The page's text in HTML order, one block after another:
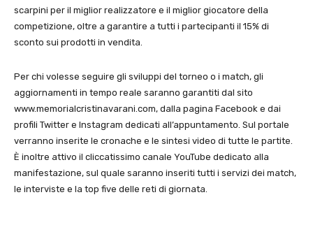
scarpini per il miglior realizzatore e il miglior giocatore della
competizione, oltre a garantire a tutti i partecipanti il 15% di
sconto sui prodotti in vendita.
Per chi volesse seguire gli sviluppi del torneo o i match, gli
aggiornamenti in tempo reale saranno garantiti dal sito
www.memorialcristinavarani.com, dalla pagina Facebook e dai
profili Twitter e Instagram dedicati all’appuntamento. Sul portale
verranno inserite le cronache e le sintesi video di tutte le partite.
È inoltre attivo il cliccatissimo canale YouTube dedicato alla
manifestazione, sul quale saranno inseriti tutti i servizi dei match,
le interviste e la top five delle reti di giornata.